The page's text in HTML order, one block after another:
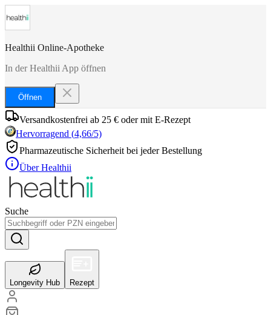
Healthii Online-Apotheke
In der Healthii App öffnen
Öffnen
Versandkostenfrei ab 25 € oder mit E-Rezept
Hervorragend (4,66/5)
Pharmazeutische Sicherheit bei jeder Bestellung
Über Healthii
Suche
Longevity Hub Rezept